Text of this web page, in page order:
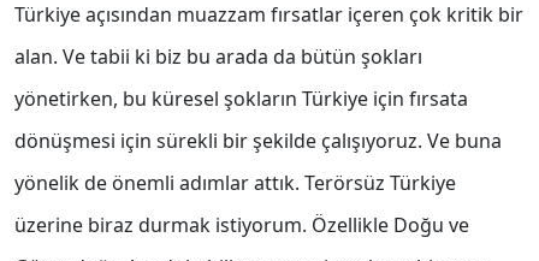
Türkiye açısından muazzam fırsatlar içeren çok kritik bir
alan. Ve tabii ki biz bu arada da bütün şokları
yönetirken, bu küresel şokların Türkiye için fırsata
dönüşmesi için sürekli bir şekilde çalışıyoruz. Ve buna
yönelik de önemli adımlar attık. Terörsüz Türkiye
üzerine biraz durmak istiyorum. Özellikle Doğu ve